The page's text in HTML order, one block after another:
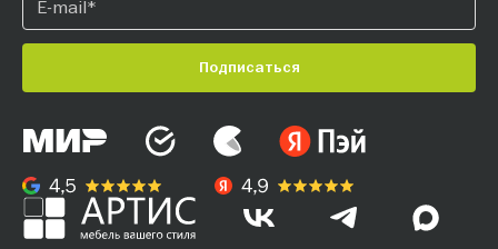
Подписаться